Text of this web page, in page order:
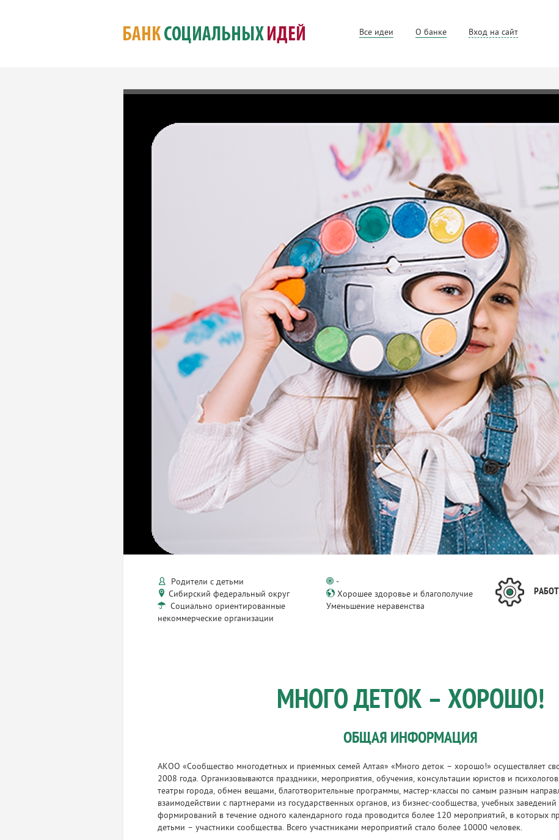
Все идеи О банке Вход на сайт
Родители с детьми
Сибирский федеральный округ
Социально ориентированные
некоммерческие организации
-
Хорошее здоровье и благополучие
Уменьшение неравенства
МНОГО ДЕТОК – ХОРОШО!
ОБЩАЯ ИНФОРМАЦИЯ
АКОО «Сообщество многодетных и приемных семей Алтая» «Много деток – хорошо!» осуществляет
2008 года. Организовываются праздники, мероприятия, обучения, консультации юристов и
театры города, обмен вещами, благотворительные программы, мастер-классы по самым разным
взаимодействии с партнерами из государственных органов, из бизнес-сообщества, учебных
формирований в течение одного календарного года проводится более 120 мероприятий, в которых
детьми – участники сообщества. Всего участниками мероприятий стало более 10000 человек.